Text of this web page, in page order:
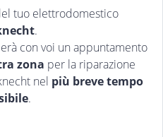
tuo elettrodomestico
.
con voi un appuntamento
zona per la riparazione
nel più breve tempo
.